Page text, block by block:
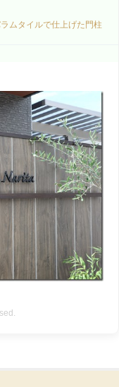
ムタイルで仕上げた門柱